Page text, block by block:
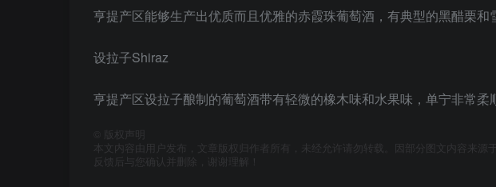
亨提产区能够生产出优质而且优雅的赤霞珠葡萄酒，有典型的黑醋栗和
设拉子Shiraz
亨提产区设拉子酿制的葡萄酒带有轻微的橡木味和水果味，单宁非常柔
版权声明
本文内容由用户发布，文章版权归作者所有，未经允许请勿转载。因部分图文内容来
反馈后与您确认并删除，谢谢理解！